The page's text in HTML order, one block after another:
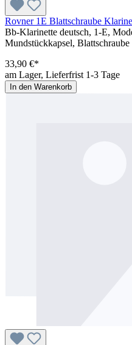
Rovner 1E Blattschraube
Bb-Klarinette deutsch, 1-E,
Mundstückkapsel, Blattschraube
33,90 €*
am Lager, Lieferfrist 1-3 Tage
In den Warenkorb